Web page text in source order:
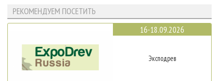
РЕКОМЕНДУЕМ ПОСЕТИТЬ
16-18.09.2026
Эксподрев